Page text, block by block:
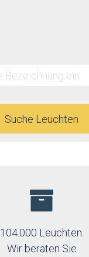
Suche Leuchten
104.000 Leuchten.
Wir beraten Sie